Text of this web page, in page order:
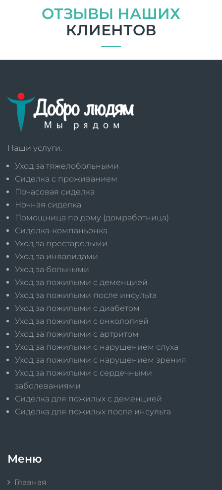
ОТЗЫВЫ НАШИХ
КЛИЕНТОВ
Наши услуги:
Уход за тяжелобольными
Сиделка с проживанием
Почасовая сиделка
Ночная сиделка
Помощница по дому (домработница)
Сиделка-компаньонка
Уход за престарелыми
Уход за инвалидами
Уход за больными
Уход за пожилыми с деменцией
Уход за пожилыми после инсульта
Уход за пожилыми с диабетом
Уход за пожилыми с онкологией
Уход за пожилыми с артритом
Уход за пожилыми с нарушением слуха
Уход за пожилыми с нарушением зрения
Уход за пожилыми с сердечными
заболеваниями
Сиделка для пожилых с деменцией
Сиделка для пожилых после инсульта
Меню
Главная